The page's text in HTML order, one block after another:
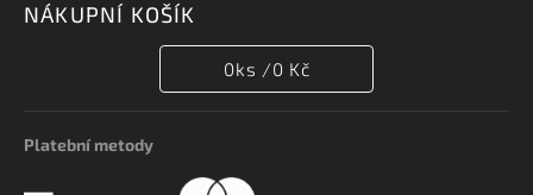
NÁKUPNÍ KOŠÍK
0ks /0 Kč
Platební metody